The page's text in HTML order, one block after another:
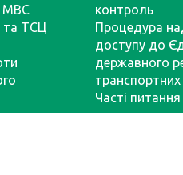
МВС
та ТСЦ
контроль
Процедура
доступу до
державного
транспортних
Часті питання